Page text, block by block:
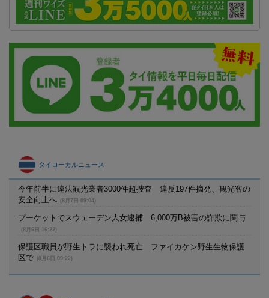
タイローカルニュース
今年前半に違法観光業者3000件超捜査 違反197件摘発、観光客の
安全向上へ
(8月7日 09:04)
プーケットでスウェーデン人女逮捕 6,000万B被害の詐欺に関与
(8月6日 16:22)
保護区職員が野生トラに襲われ死亡 ファイカケン野生生物保護
区で
(8月6日 09:22)